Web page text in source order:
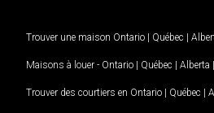
Trouver une maison Ontario | Québec |
Maisons à louer - Ontario | Québec | Alberta |
Trouver des courtiers en Ontario | Québec |